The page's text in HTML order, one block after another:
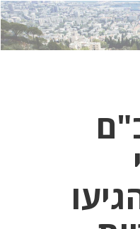
לחץ
כאן
לחץ
כדי